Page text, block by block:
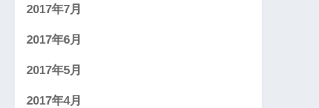
2017年7月
2017年6月
2017年5月
2017年4月